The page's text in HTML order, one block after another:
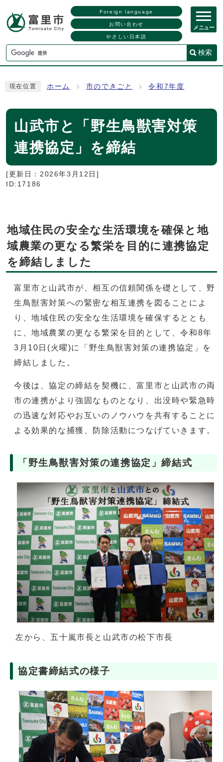
Foreign language
お問い合わせ
やさしい日本語
検索
メニュー
現在位置 ホーム 市のできごと 令和7年度
山武市と「野生鳥獣害対策
連携協定」を締結
[更新日： 2026年3月12日 ]
ID:17186
地域住民の安全な生活環境を確保と地
域農業の更なる繁栄を目的に連携協定
を締結しました
富里市と山武市が、相互の信頼関係を礎として、野
生鳥獣害対策への緊密な相互連携を図ることによ
り、地域住民の安全な生活環境を確保するととも
に、地域農業の更なる繁栄を目的として、令和8年
3月10日(火曜)に「野生鳥獣害対策の連携協定」を
締結しました。
今後は、協定の締結を契機に、富里市と山武市の両
市の連携がより強固なものとなり、出没時や緊急時
の迅速な対応やお互いのノウハウを共有することに
よる効果的な捕獲、防除活動につなげていきます。
「野生鳥獣害対策の連携協定」締結式
左から、五十嵐市長と山武市の松下市長
協定書締結式の様子